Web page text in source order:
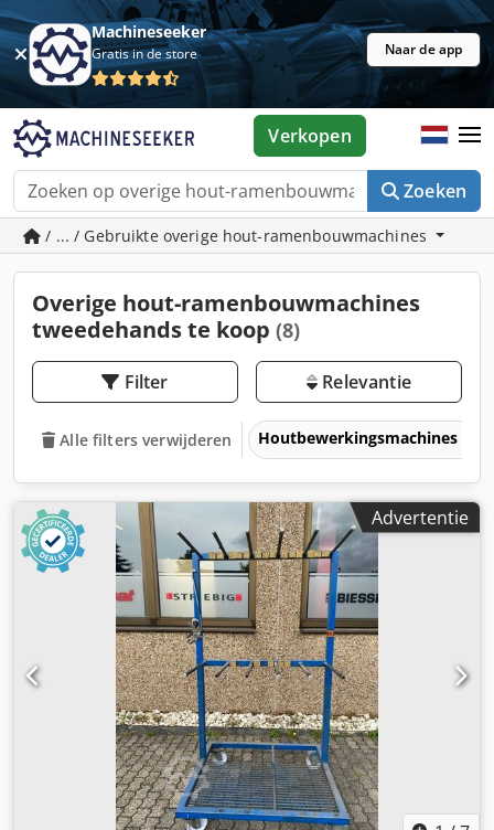
Machineseeker
Gratis in de store Naar de app
Zoeken
Verkopen
/ ... / Gebruikte overige hout-ramenbouwmachines
Overige hout-ramenbouwmachines
tweedehands te koop (8)
Filter Relevantie
Alle filters verwijderen Houtbewerkingsmachines
Advertentie